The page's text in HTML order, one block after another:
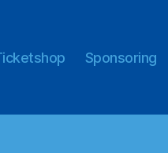
Sponsoring